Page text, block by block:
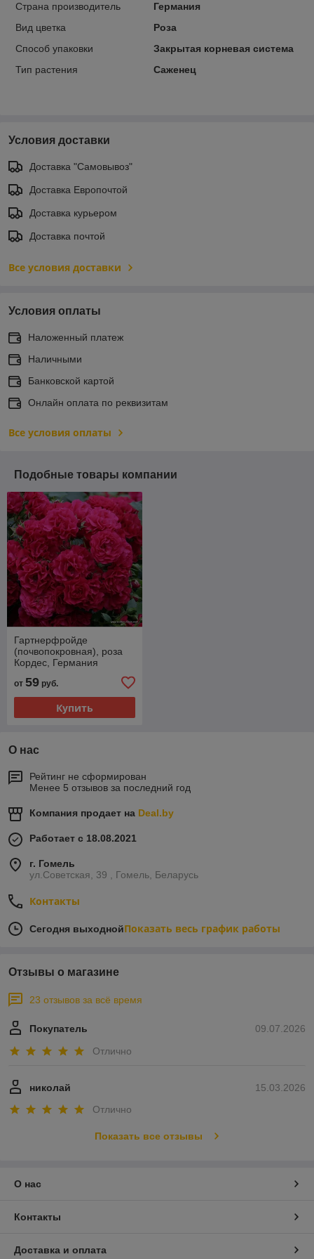
Страна производитель
Германия
Вид цветка
Роза
Способ упаковки
Закрытая корневая система
Тип растения
Саженец
Условия доставки
Доставка "Самовывоз"
Доставка Европочтой
Доставка курьером
Доставка почтой
Все условия доставки
Условия оплаты
Наложенный платеж
Наличными
Банковской картой
Онлайн оплата по реквизитам
Все условия оплаты
Подобные товары компании
Гартнерфройде
(почвопокровная), роза
Кордес, Германия
от 59 руб.
Купить
О нас
Рейтинг не сформирован
Менее 5 отзывов за последний год
Компания продает на Deal.by
Работает с 18.08.2021
г. Гомель
ул.Советская, 39 , Гомель, Беларусь
Контакты
Сегодня выходнойПоказать весь график работы
Отзывы о магазине
23 отзывов за всё время
09.07.2026
Покупатель
Отлично
15.03.2026
николай
Отлично
Показать все отзывы
О нас
Контакты
Доставка и оплата